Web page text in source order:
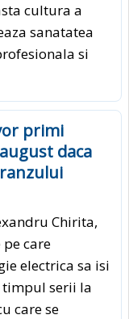
cultura a
sanatatea
si
primi
daca
Chirita,
care
electrica sa isi
serii la
care se